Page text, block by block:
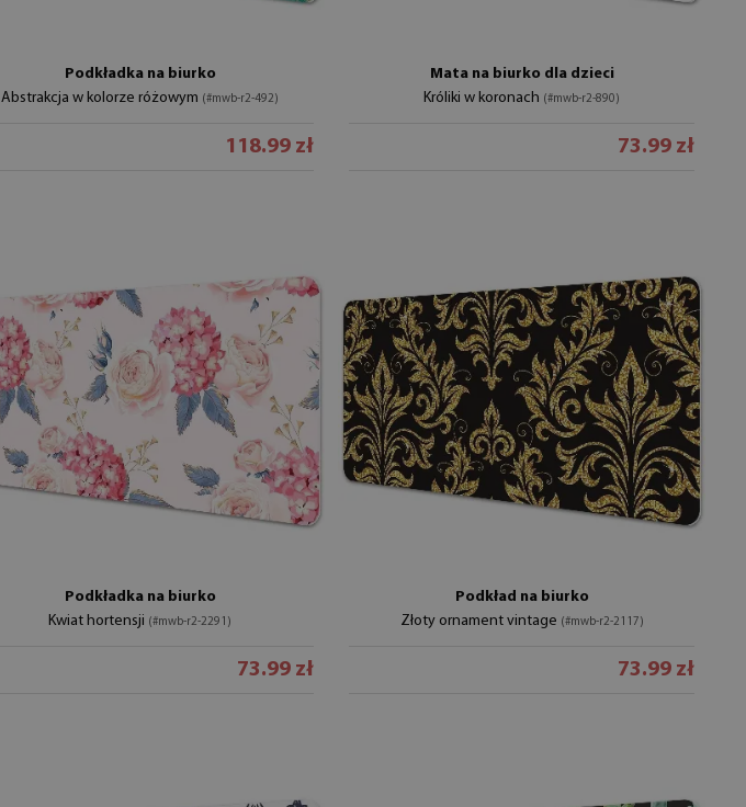
Podkładka na biurko
Abstrakcja w kolorze różowym (#mwb-r2-492)
118.99 zł
Mata na biurko dla dzieci
Króliki w koronach (#mwb-r2-890)
73.99 zł
Podkładka na biurko
Kwiat hortensji (#mwb-r2-2291)
73.99 zł
Podkład na biurko
Złoty ornament vintage (#mwb-r2-2117)
73.99 zł